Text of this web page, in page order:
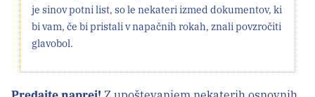
je sinov potni list, so le nekateri izmed dokumentov, ki
bi vam, če bi pristali v napačnih rokah, znali povzročiti
glavobol.